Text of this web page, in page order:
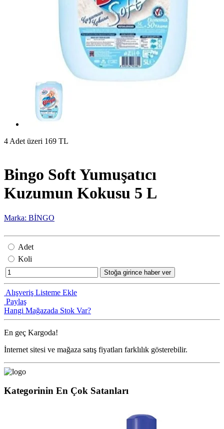
4 Adet üzeri 169 TL
Bingo Soft Yumuşatıcı
Kuzumun Kokusu 5 L
Marka: BİNGO
Adet
Koli
Stoğa girince haber ver
Alışveriş Listeme Ekle
Paylaş
Hangi Mağazada Stok Var?
En geç Kargoda!
İnternet sitesi ve mağaza satış fiyatları farklılık gösterebilir.
Kategorinin En Çok Satanları